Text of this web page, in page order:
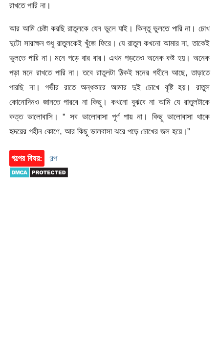
রাখতে পারি না।
আর আমি চেষ্টা করছি রাতুলকে যেন ভুলে যাই। কিন্তু ভুলতে পারি না। চোখ
দুটো সারাক্ষন শুধু রাতুলকেই খুঁজে ফিরে। যে রাতুল কখনো আমার না, তাকেই
ভুলতে পারি না। মনে পড়ে বার বার। এখন পড়তেও অনেক কষ্ট হয়। অনেক
পড়া মনে রাখতে পারি না। তবে রাতুলটা ঠিকই মনের গহীনে আছে, তাড়াতে
পারছি না। গভীর রাতে অন্ধকারে আমার দুই চোখে বৃষ্টি হয়। রাতুল
কোনোদিনও জানতে পারবে না কিছু। কখনো বুঝবে না আমি যে রাতুলটাকে
কত্ত ভালোবাসি। ” সব ভালোবাসা পূর্ণ পায় না। কিছু ভালোবাসা থাকে
হৃদয়ের গহীন কোণে, আর কিছু ভালবাসা ঝরে পড়ে চোখের জল হয়ে।”
গল্পের বিষয়: গল্প